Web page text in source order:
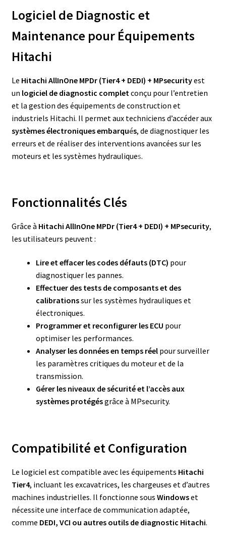
Logiciel de Diagnostic et
Maintenance pour Équipements
Hitachi
Le Hitachi AllInOne MPDr (Tier4 + DEDI) + MPsecurityest
un logiciel de diagnostic complet conçu pour l’entretien
et la gestion des équipements de construction et
industriels Hitachi. Il permet aux techniciens d’accéder aux
systèmes électroniques embarqués, de diagnostiquer les
erreurs et de réaliser des interventions avancées sur les
moteurs et les systèmes hydrauliques.
Fonctionnalités Clés
Grâce à Hitachi AllInOne MPDr (Tier4 + DEDI) + MPsecurity,
les utilisateurs peuvent :
Lire et effacer les codes défauts (DTC) pour
diagnostiquer les pannes.
Effectuer des tests de composants et des
calibrationssur les systèmes hydrauliques et
électroniques.
Programmer et reconfigurer les ECU pour
optimiser les performances.
Analyser les données en temps réelpour surveiller
les paramètres critiques du moteur et de la
transmission.
Gérer les niveaux de sécurité et l’accès aux
systèmes protégésgrâce à MPsecurity.
Compatibilité et Configuration
Le logiciel est compatible avec les équipements Hitachi
Tier4, incluant les excavatrices, les chargeuses et d’autres
machines industrielles. Il fonctionne sous Windowset
nécessite une interface de communication adaptée,
comme DEDI, VCI ou autres outils de diagnostic Hitachi.